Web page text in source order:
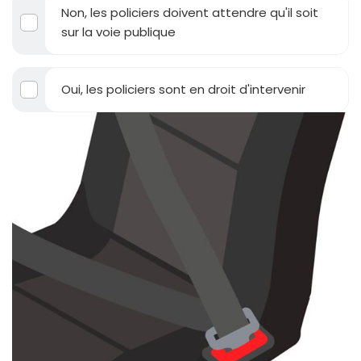
Non, les policiers doivent attendre qu'il soit
sur la voie publique
Oui, les policiers sont en droit d'intervenir